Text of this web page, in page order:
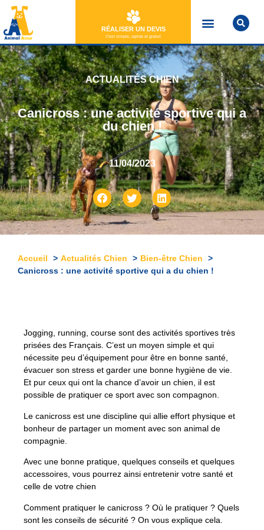
RÉALISER UN DEVIS
C'est simple, rapide et gratuit
ACTUALITÉS CHIEN
Canicross : une activité sportive qui a
du chien !
11/04/2023
Accueil Actualités Chien
Bien-être Chien
Canicross : une activité sportive qui a du chien !
Jogging, running, course sont des activités sportives très
prisées des Français. C’est un moyen simple et qui
nécessite peu d’équipement pour être en bonne santé,
évacuer son stress et garder une bonne hygiène de vie.
Et pur ceux qui ont la chance d’avoir un chien, il est
possible de pratiquer ce sport avec son compagnon.
Le canicross est une discipline qui allie effort physique et
bonheur de partager un moment avec son animal de
compagnie.
Avec une bonne pratique, quelques conseils et quelques
accessoires, vous pourrez ainsi entretenir votre santé et
celle de votre chien
Comment pratiquer le canicross ? Où le pratiquer ? Quels
sont les conseils de sécurité ? On vous explique cela.